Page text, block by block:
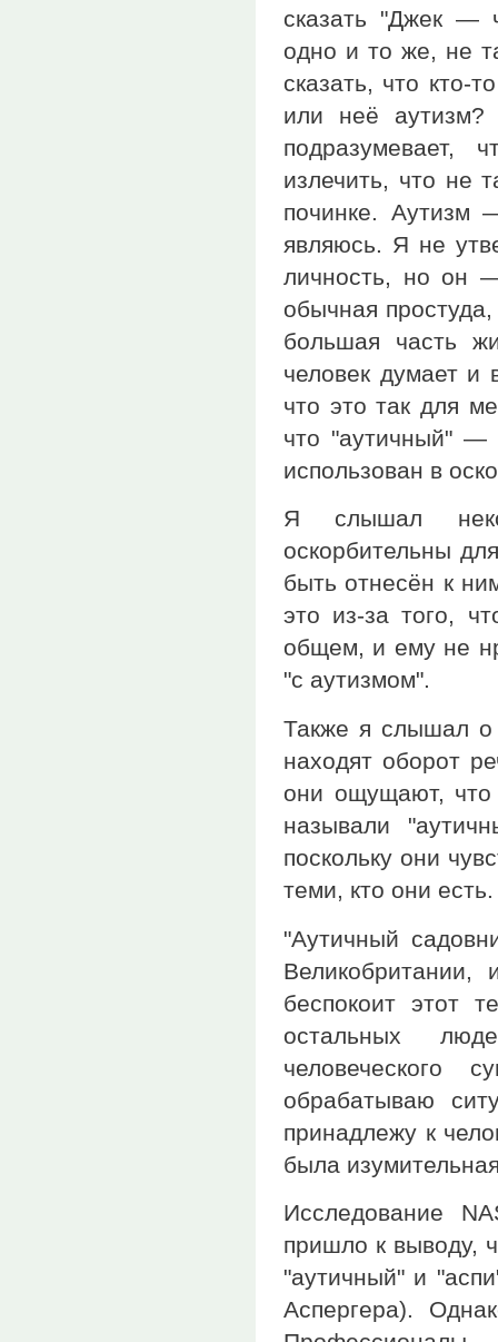
сказать "Джек —
одно и то же, не
сказать, что кто-
или неё
излечить, что не
починке. Аутизм
являюсь. Я не
личность, но он
обычная
большая часть
человек думает
что это так для
что "аутичный" —
использован в
Я слышал
оскорбительны
быть отнесён к
это из-за того,
общем, и ему не
"с аутизмом".
Также я слышал о
находят оборот
они ощущают,
называли
поскольку они
теми, кто они есть.
"Аутичный
беспокоит этот
остальных
обрабатываю
принадлежу к
была
Исследование
пришло к выводу,
"аутичный" и
Аспергера).